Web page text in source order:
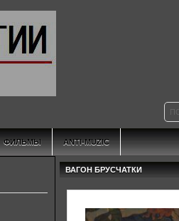
ФИЛЬМЫ ANTI-MUZIC
ВАГОН БРУСЧАТКИ